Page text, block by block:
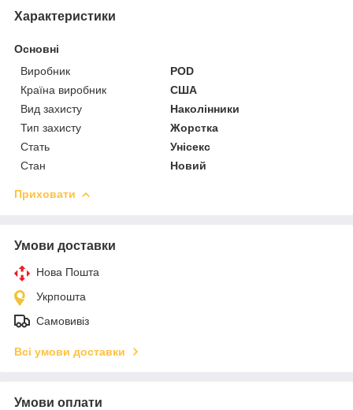
Характеристики
Основні
Виробник
POD
Країна виробник
США
Вид захисту
Наколінники
Тип захисту
Жорстка
Стать
Унісекс
Стан
Новий
Приховати
Умови доставки
Нова Пошта
Укрпошта
Самовивіз
Всі умови доставки
Умови оплати